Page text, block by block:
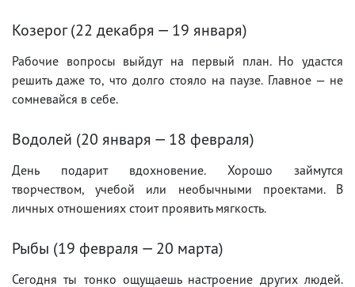
Козерог (22 декабря — 19 января)
Рабочие вопросы выйдут на первый план. Но удастся
решить даже то, что долго стояло на паузе. Главное — не
сомневайся в себе.
Водолей (20 января — 18 февраля)
День подарит вдохновение. Хорошо займутся
творчеством, учебой или необычными проектами. В
личных отношениях стоит проявить мягкость.
Рыбы (19 февраля — 20 марта)
Сегодня ты тонко ощущаешь настроение других людей.